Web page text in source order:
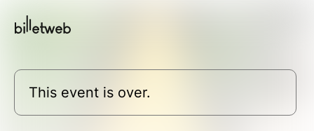
This event is over.